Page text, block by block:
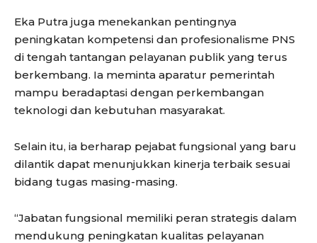
Eka Putra juga menekankan pentingnya
peningkatan kompetensi dan profesionalisme PNS
di tengah tantangan pelayanan publik yang terus
berkembang. Ia meminta aparatur pemerintah
mampu beradaptasi dengan perkembangan
teknologi dan kebutuhan masyarakat.
Selain itu, ia berharap pejabat fungsional yang baru
dilantik dapat menunjukkan kinerja terbaik sesuai
bidang tugas masing-masing.
“Jabatan fungsional memiliki peran strategis dalam
mendukung peningkatan kualitas pelayanan